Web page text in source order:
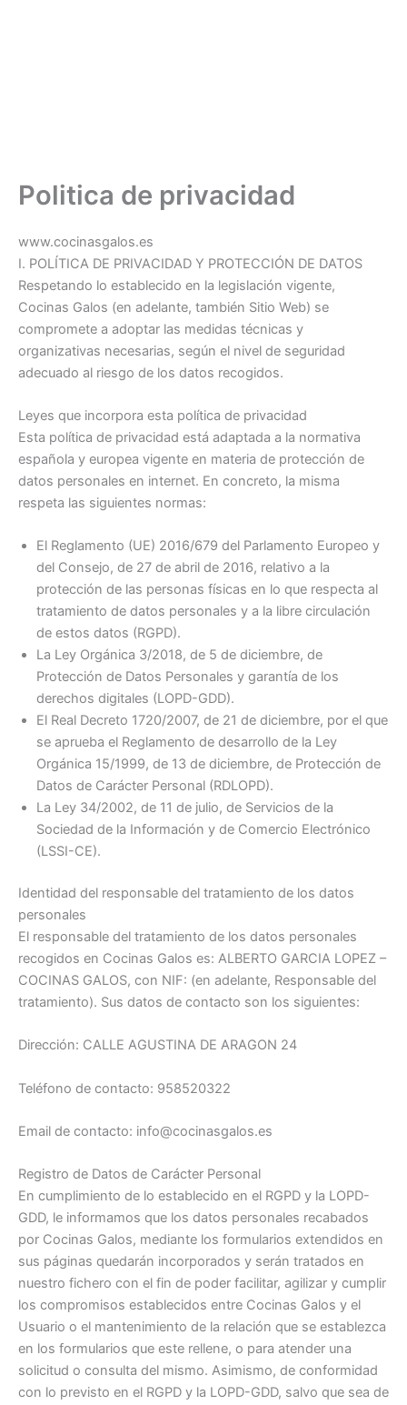
Politica de privacidad
www.cocinasgalos.es
I. POLÍTICA DE PRIVACIDAD Y PROTECCIÓN DE DATOS
Respetando lo establecido en la legislación vigente,
Cocinas Galos (en adelante, también Sitio Web) se
compromete a adoptar las medidas técnicas y
organizativas necesarias, según el nivel de seguridad
adecuado al riesgo de los datos recogidos.
Leyes que incorpora esta política de privacidad
Esta política de privacidad está adaptada a la normativa
española y europea vigente en materia de protección de
datos personales en internet. En concreto, la misma
respeta las siguientes normas:
El Reglamento (UE) 2016/679 del Parlamento Europeo y
del Consejo, de 27 de abril de 2016, relativo a la
protección de las personas físicas en lo que respecta al
tratamiento de datos personales y a la libre circulación
de estos datos (RGPD).
La Ley Orgánica 3/2018, de 5 de diciembre, de
Protección de Datos Personales y garantía de los
derechos digitales (LOPD-GDD).
El Real Decreto 1720/2007, de 21 de diciembre, por el que
se aprueba el Reglamento de desarrollo de la Ley
Orgánica 15/1999, de 13 de diciembre, de Protección de
Datos de Carácter Personal (RDLOPD).
La Ley 34/2002, de 11 de julio, de Servicios de la
Sociedad de la Información y de Comercio Electrónico
(LSSI-CE).
Identidad del responsable del tratamiento de los datos
personales
El responsable del tratamiento de los datos personales
recogidos en Cocinas Galos es: ALBERTO GARCIA LOPEZ –
COCINAS GALOS, con NIF: (en adelante, Responsable del
tratamiento). Sus datos de contacto son los siguientes:
Dirección: CALLE AGUSTINA DE ARAGON 24
Teléfono de contacto: 958520322
Email de contacto: info@cocinasgalos.es
Registro de Datos de Carácter Personal
En cumplimiento de lo establecido en el RGPD y la LOPD-
GDD, le informamos que los datos personales recabados
por Cocinas Galos, mediante los formularios extendidos en
sus páginas quedarán incorporados y serán tratados en
nuestro fichero con el fin de poder facilitar, agilizar y cumplir
los compromisos establecidos entre Cocinas Galos y el
Usuario o el mantenimiento de la relación que se establezca
en los formularios que este rellene, o para atender una
solicitud o consulta del mismo. Asimismo, de conformidad
con lo previsto en el RGPD y la LOPD-GDD, salvo que sea de